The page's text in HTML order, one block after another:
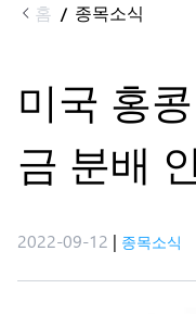
홈 / 종목소식
미국 홍
금 분배
2022-09-12 | 종목소식